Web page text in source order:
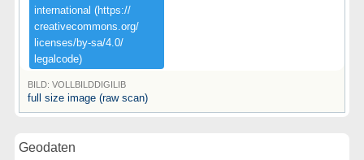
international ​(​https:​/​/​
creativecommons.​org/​
licenses/​by-​sa/​4.​0/​
legalcode)​
BILD: VOLLBILDDIGILIB
full size image (raw scan)
Geodaten